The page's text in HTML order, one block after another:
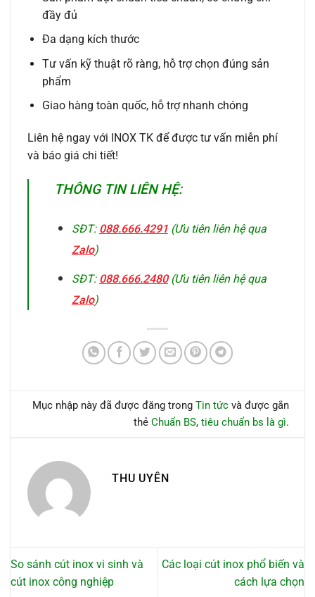
đầy đủ
Đa dạng kích thước
Tư vấn kỹ thuật rõ ràng, hỗ trợ chọn đúng sản
phẩm
Giao hàng toàn quốc, hỗ trợ nhanh chóng
Liên hệ ngay với INOX TK để được tư vấn miễn phí
và báo giá chi tiết!
THÔNG TIN LIÊN HỆ:
SĐT: 088.666.4291(Ưu tiên liên hệ qua
Zalo)
SĐT: 088.666.2480(Ưu tiên liên hệ qua
Zalo)
Mục nhập này đã được đăng trong Tin tứcvà được gắn
thẻ Chuẩn BS, tiêu chuẩn bs là gì.
THU UYÊN
So sánh cút inox vi sinh và
cút inox công nghiệp
Các loại cút inox phổ biến và
cách lựa chọn